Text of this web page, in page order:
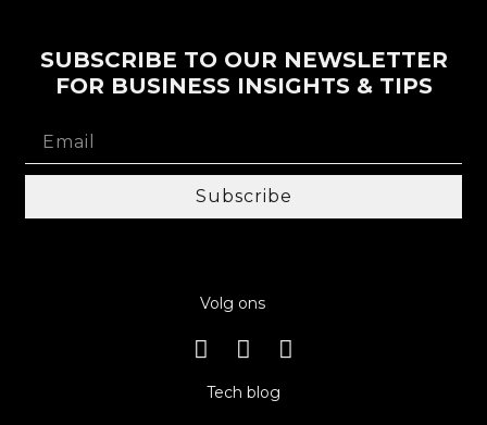
SUBSCRIBE TO OUR NEWSLETTER
FOR BUSINESS INSIGHTS & TIPS
Subscribe
Volg ons
Tech blog